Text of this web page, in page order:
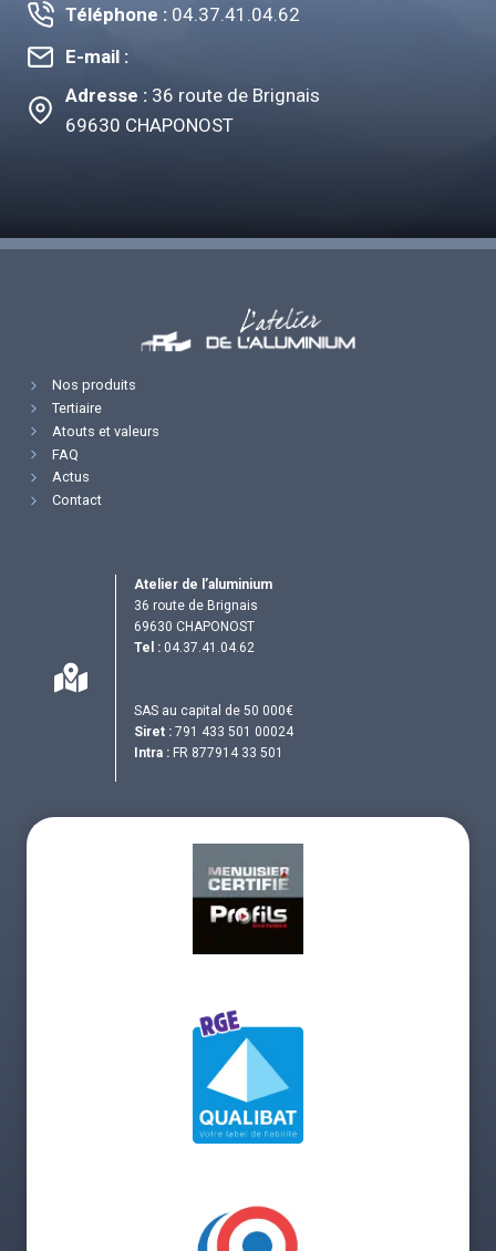
Téléphone : 04.37.41.04.62
E-mail :
Adresse : 36 route de Brignais
69630 CHAPONOST
Nos produits
Tertiaire
Atouts et valeurs
FAQ
Actus
Contact
Atelier de l’aluminium
36 route de Brignais
69630 CHAPONOST
Tel : 04.37.41.04.62
SAS au capital de 50 000€
Siret : 791 433 501 00024
Intra : FR 877914 33 501